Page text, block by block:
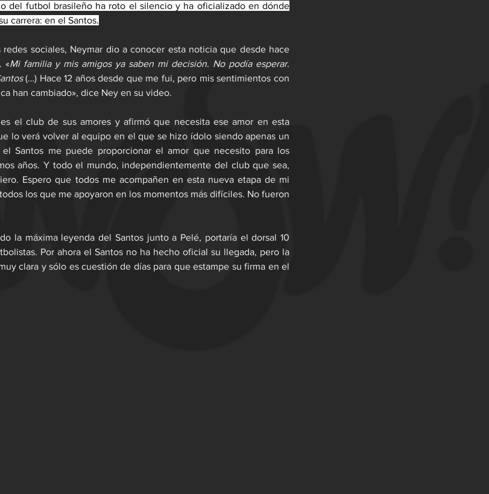
del futbol brasileño ha roto el silencio y ha oficializado en dónde
carrera: en el Santos.
sociales, Neymar dio a conocer esta noticia que desde hace
«Mi familia y mis amigos ya saben mi decisión. No podía esperar.
(…) Hace 12 años desde que me fui, pero mis sentimientos con
han cambiado», dice Ney en su video.
el club de sus amores y afirmó que necesita ese amor en esta
lo verá volver al equipo en el que se hizo ídolo siendo apenas un
Santos me puede proporcionar el amor que necesito para los
años. Y todo el mundo, independientemente del club que sea,
Espero que todos me acompañen en esta nueva etapa de mi
los que me apoyaron en los momentos más difíciles. No fueron
la máxima leyenda del Santos junto a Pelé, portaría el dorsal 10
Por ahora el Santos no ha hecho oficial su llegada, pero la
clara y sólo es cuestión de días para que estampe su firma en el